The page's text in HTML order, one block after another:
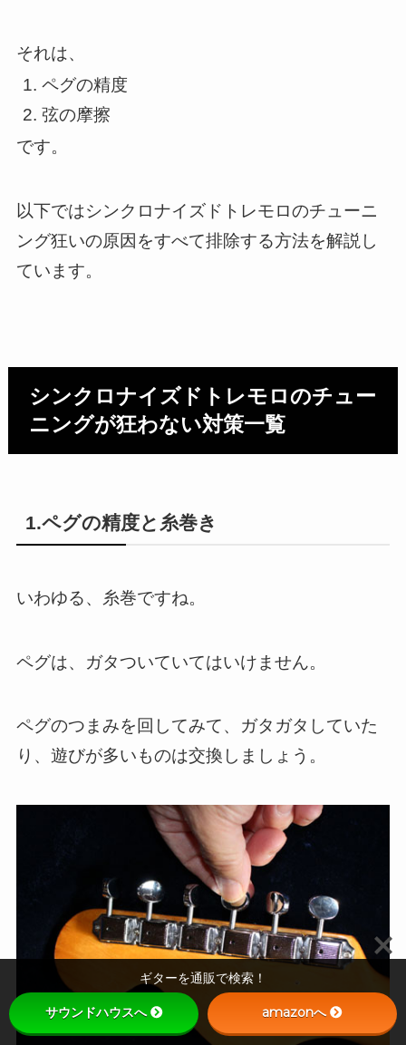
それは、
ペグの精度
弦の摩擦
です。
以下ではシンクロナイズドトレモロのチューニ
ング狂いの原因をすべて排除する方法を解説し
ています。
シンクロナイズドトレモロのチュー
ニングが狂わない対策一覧
1.ペグの精度と糸巻き
いわゆる、糸巻ですね。
ペグは、ガタついていてはいけません。
ペグのつまみを回してみて、ガタガタしていた
り、遊びが多いものは交換しましょう。
ギターを通販で検索！
サウンドハウスへ amazonへ